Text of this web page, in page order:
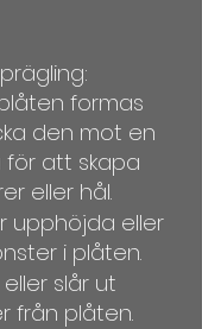
formas
den mot en
för att skapa
eller hål.
upphöjda eller
i plåten.
eller slår ut
från plåten.